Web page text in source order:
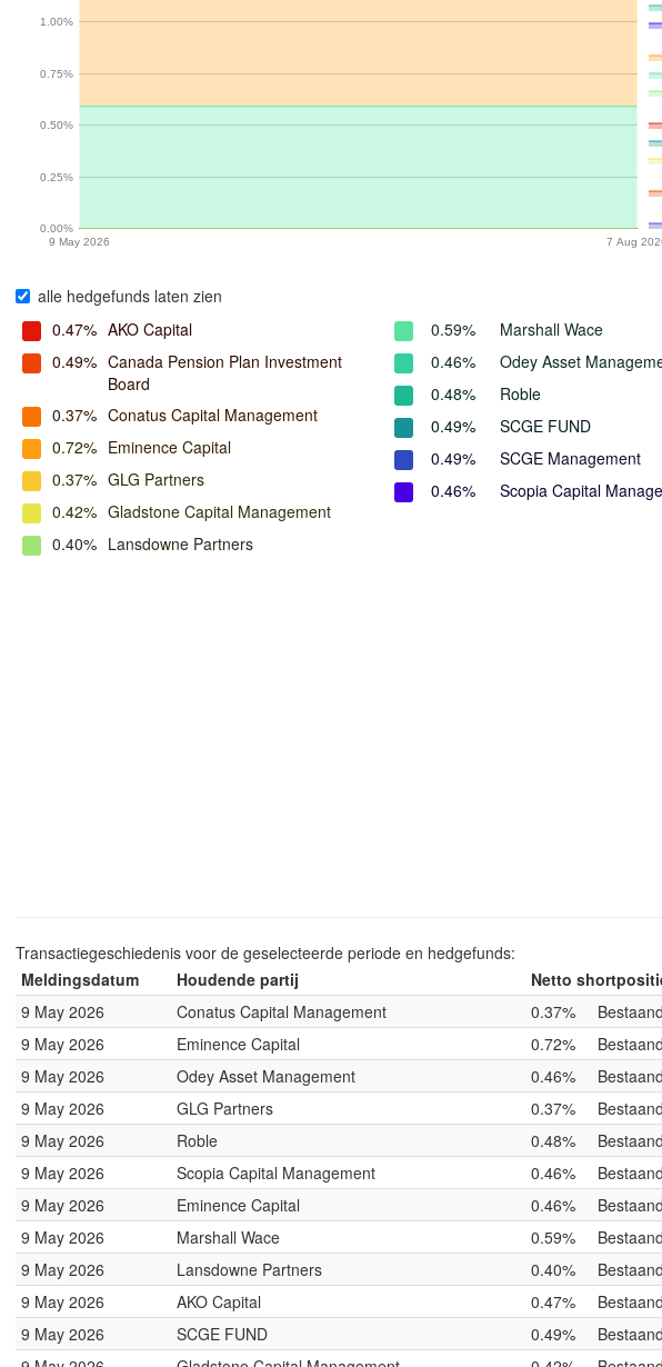
9 May 2026
7 Aug
0.00%
0.25%
0.50%
0.75%
1.00%
alle hedgefunds laten zien
0.47% AKO Capital
0.49% Canada Pension Plan Investment
Board
0.37% Conatus Capital Management
0.72% Eminence Capital
0.37% GLG Partners
0.42% Gladstone Capital Management
0.40% Lansdowne Partners
0.59%
Marshall Wace
0.46%
Odey Asset
0.48%
Roble
0.49%
SCGE FUND
0.49%
SCGE Management
0.46%
Scopia Capital
Transactiegeschiedenis voor de geselecteerde periode en hedgefunds:
Meldingsdatum
Houdende partij
Netto
9 May 2026
Conatus Capital Management 0.37%
9 May 2026
Eminence Capital 0.72%
9 May 2026
Odey Asset Management 0.46%
9 May 2026
GLG Partners 0.37%
9 May 2026
Roble 0.48%
9 May 2026
Scopia Capital Management 0.46%
9 May 2026
Eminence Capital 0.46%
9 May 2026
Marshall Wace 0.59%
9 May 2026
Lansdowne Partners 0.40%
9 May 2026
AKO Capital 0.47%
9 May 2026
SCGE FUND 0.49%